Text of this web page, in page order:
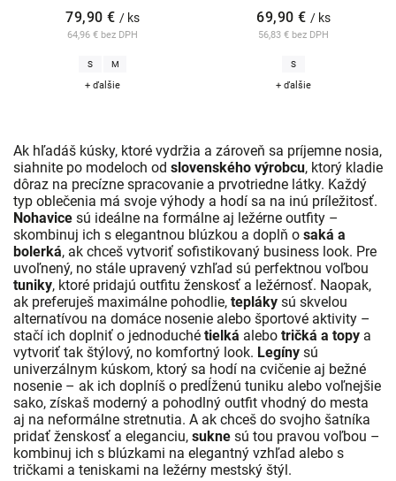
64,96 € bez DPH
79,90 € / ks
S M
+ ďalšie
56,83 € bez DPH
69,90 € / ks
S
+ ďalšie
Ak hľadáš kúsky, ktoré vydržia a zároveň sa príjemne nosia,
siahnite po modeloch od slovenského výrobcu, ktorý kladie
dôraz na precízne spracovanie a prvotriedne látky. Každý
typ oblečenia má svoje výhody a hodí sa na inú príležitosť.
Nohavice sú ideálne na formálne aj ležérne outfity –
skombinuj ich s elegantnou blúzkou a doplň o saká a
bolerká, ak chceš vytvoriť sofistikovaný business look. Pre
uvoľnený, no stále upravený vzhľad sú perfektnou voľbou
tuniky, ktoré pridajú outfitu ženskosť a ležérnosť. Naopak,
ak preferuješ maximálne pohodlie, tepláky sú skvelou
alternatívou na domáce nosenie alebo športové aktivity –
stačí ich doplniť o jednoduché tielká alebo tričká a topy a
vytvoriť tak štýlový, no komfortný look. Legíny sú
univerzálnym kúskom, ktorý sa hodí na cvičenie aj bežné
nosenie – ak ich doplníš o predĺženú tuniku alebo voľnejšie
sako, získaš moderný a pohodlný outfit vhodný do mesta
aj na neformálne stretnutia. A ak chceš do svojho šatníka
pridať ženskosť a eleganciu, sukne sú tou pravou voľbou –
kombinuj ich s blúzkami na elegantný vzhľad alebo s
tričkami a teniskami na ležérny mestský štýl.